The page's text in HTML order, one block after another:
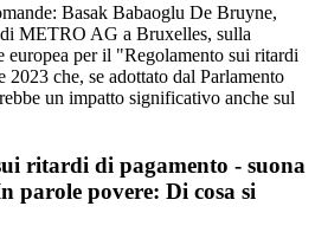
Basak Babaoglu De Bruyne,
METRO AG a Bruxelles, sulla
europea per il "Regolamento sui ritardi
2023 che, se adottato dal Parlamento
un impatto significativo anche sul
ritardi di pagamento - suona
parole povere: Di cosa si